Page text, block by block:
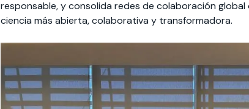
responsable, y consolida redes de colaboración
ciencia más abierta, colaborativa y transformadora.